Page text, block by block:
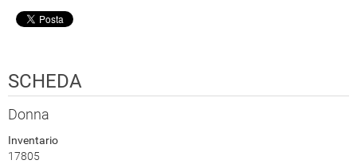
SCHEDA
Donna
Inventario
17805